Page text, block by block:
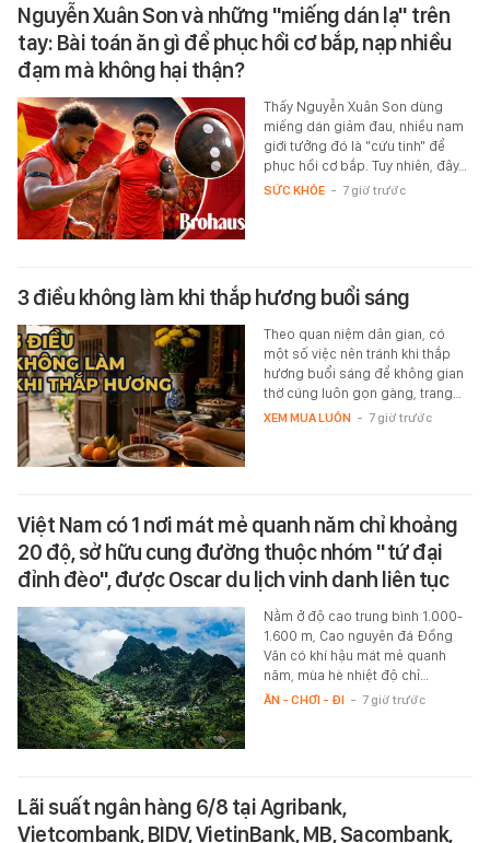
Nguyễn Xuân Son và những "miếng dán lạ" trên
tay: Bài toán ăn gì để phục hồi cơ bắp, nạp nhiều
đạm mà không hại thận?
Thấy Nguyễn Xuân Son dùng
miếng dán giảm đau, nhiều nam
giới tưởng đó là "cứu tinh" để
phục hồi cơ bắp. Tuy nhiên, đây…
SỨC KHỎE - 7 giờ trước
3 điều không làm khi thắp hương buổi sáng
Theo quan niệm dân gian, có
một số việc nên tránh khi thắp
hương buổi sáng để không gian
thờ cúng luôn gọn gàng, trang…
XEM MUA LUÔN - 7 giờ trước
Việt Nam có 1 nơi mát mẻ quanh năm chỉ khoảng
20 độ, sở hữu cung đường thuộc nhóm "tứ đại
đỉnh đèo", được Oscar du lịch vinh danh liên tục
Nằm ở độ cao trung bình 1.000-
1.600 m, Cao nguyên đá Đồng
Văn có khí hậu mát mẻ quanh
năm, mùa hè nhiệt độ chỉ…
ĂN - CHƠI - ĐI - 7 giờ trước
Lãi suất ngân hàng 6/8 tại Agribank,
Vietcombank, BIDV, VietinBank, MB, Sacombank,